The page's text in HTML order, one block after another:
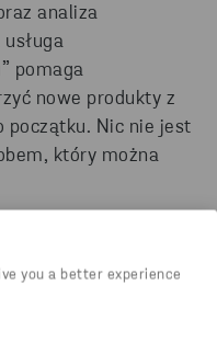
you a better experience
analiza
pomaga
nowe produkty z
początku. Nic nie jest
który można